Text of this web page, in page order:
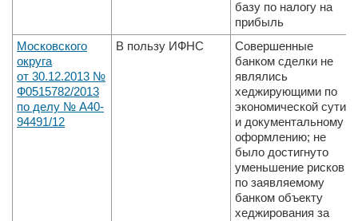
базу по налогу на
прибыль
Московского
округа
от 30.12.2013 №
Ф05­15782/2013
по делу № А40­
94491/12
В пользу ИФНС
Совершенные
банком сделки не
являлись
хеджирую­щими по
экономической сути
и документальному
оформлению; не
было достигнуто
уменьшение рисков
по заявляемому
банком объекту
хеджирования за